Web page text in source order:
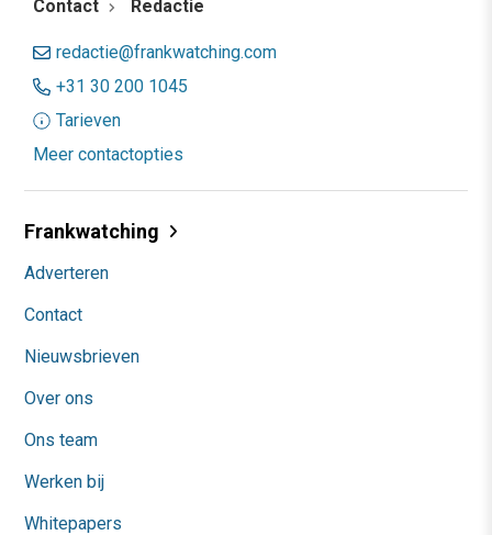
Contact Redactie
redactie@frankwatching.com
+31 30 200 1045
Tarieven
Meer contactopties
Frankwatching
Adverteren
Contact
Nieuwsbrieven
Over ons
Ons team
Werken bij
Whitepapers